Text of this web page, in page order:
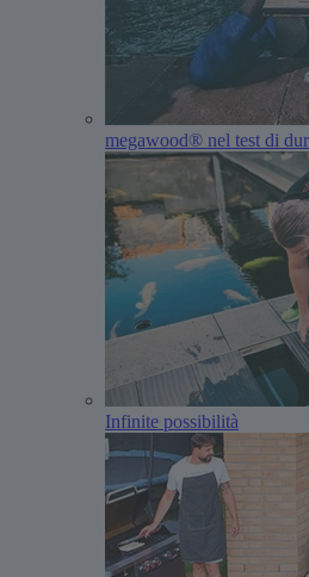
megawood® nel test di
Infinite possibilità